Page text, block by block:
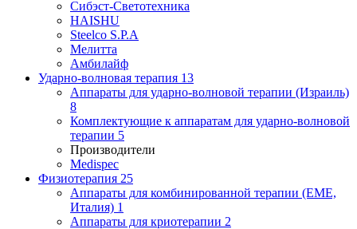
Сибэст-Светотехника
HAISHU
Steelco S.P.A
Мелитта
Амбилайф
Ударно-волновая терапия 13
Аппараты для ударно-волновой терапии (Израиль)
8
Комплектующие к аппаратам для ударно-волновой
терапии 5
Производители
Medispec
Физиотерапия 25
Аппараты для комбинированной терапии (EME,
Италия) 1
Аппараты для криотерапии 2